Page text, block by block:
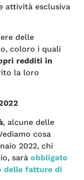
attività esclusiva
delle
coloro i quali
redditi in
la loro
, alcune delle
cosa
2022, chi
sarà obbligato
delle fatture di